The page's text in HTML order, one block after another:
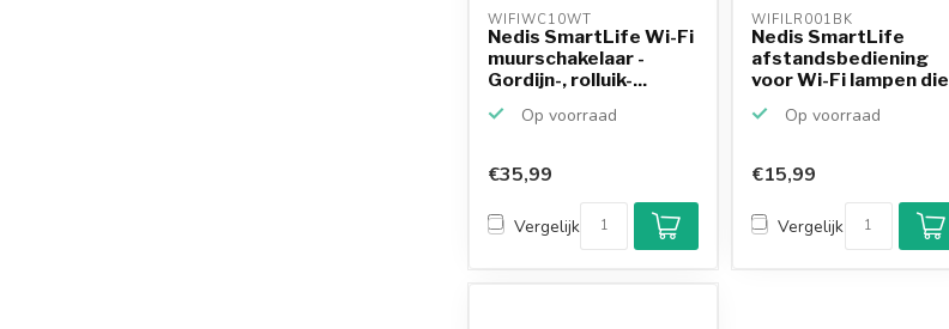
WIFIWC10WT
Nedis SmartLife Wi-Fi
muurschakelaar -
Gordijn-, rolluik-...
Op voorraad
€35,99
Vergelijk
WIFILR001BK
Nedis SmartLife
afstandsbediening
voor Wi-Fi lampen die
Op voorraad
€15,99
Vergelijk